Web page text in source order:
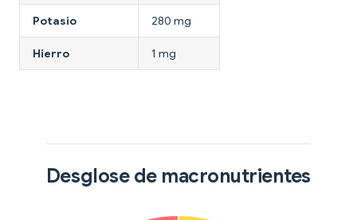
Potasio 280 mg
Hierro 1 mg
Desglose de macronutrientes